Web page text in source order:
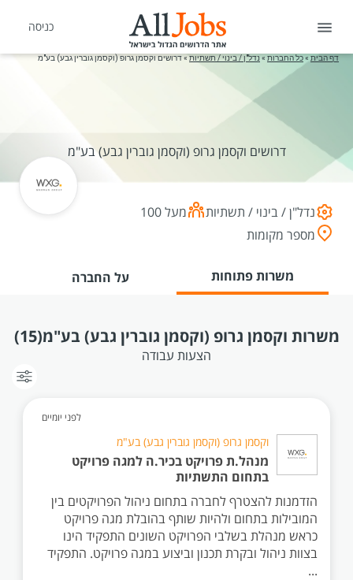
כניסה
דף הבית »כל החברות » נדל"ן / בינוי / תשתיות»דרושים וקסמן גרופ (וקסמן גוברין גבע) בע"מ
דרושים וקסמן גרופ (וקסמן גוברין גבע) בע"מ
נדל"ן / בינוי / תשתיות
מעל 100
מספר מקומות
משרות פתוחות על החברה
משרות וקסמן גרופ (וקסמן גוברין גבע) בע"מ(15)
הצעות עבודה
לפני יומיים
וקסמן גרופ (וקסמן גוברין גבע) בע"מ
מנהל.ת פרויקט בכיר.ה למגה פרויקט
בתחום התשתיות
הזדמנות להצטרף לחברה בתחום ניהול הפרויקטים בין
המובילות בתחום ולהיות שותף בהובלת מגה פרויקט
כראש מנהלת בשלבי הפרויקט השונים התפקיד הינו
בצוות ניהול ובקרת תכנון וביצוע במגה פרויקט. התפקיד
...